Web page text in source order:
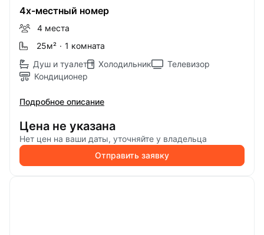
4х-местный номер
4 места
25м² · 1 комната
Душ и туалет
Холодильник
Телевизор
Кондиционер
Подробное описание
Цена не указана
Нет цен на ваши даты, уточняйте у владельца
Отправить заявку